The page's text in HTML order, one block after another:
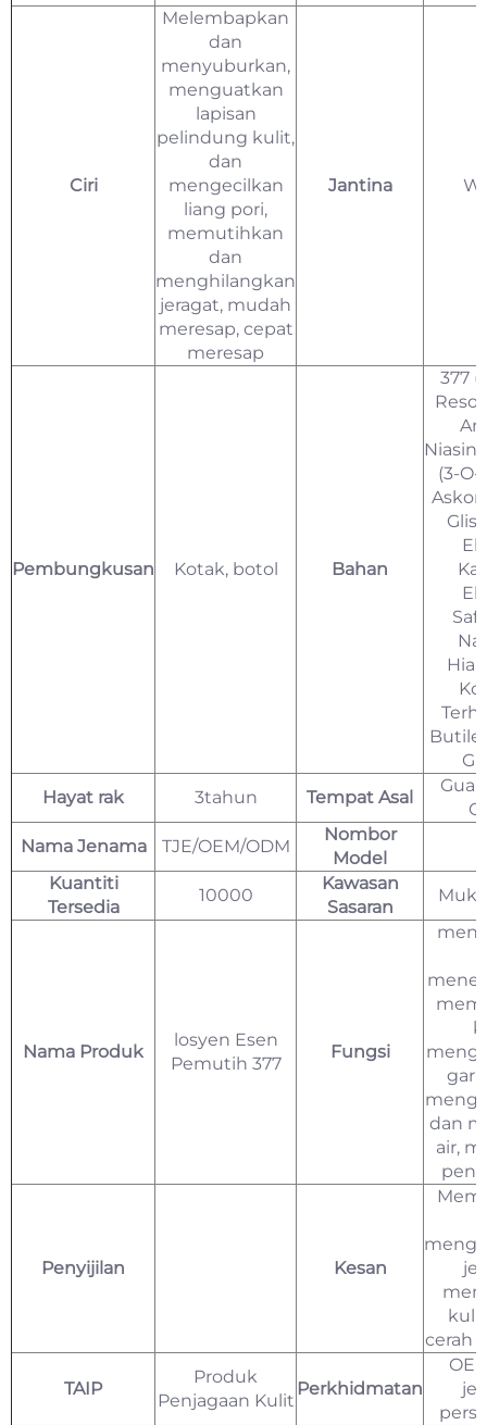
Ciri
Melembapkan
dan
menyuburkan,
menguatkan
lapisan
pelindung kulit,
dan
mengecilkan
liang pori,
memutihkan
dan
menghilangkan
jeragat, mudah
meresap, cepat
meresap
Jantina
Pembungkusan Kotak, botol Bahan
377
(3-O-
Hayat rak
3tahun Tempat Asal
Nama Jenama
TJE/OEM/ODM
Nombor
Model
Kuantiti
Tersedia
10000
Kawasan
Sasaran
Nama Produk
losyen Esen
Pemutih 377
Fungsi
dan
air,
Penyijilan Kesan
cerah
TAIP
Produk
Penjagaan Kulit
Perkhidmatan